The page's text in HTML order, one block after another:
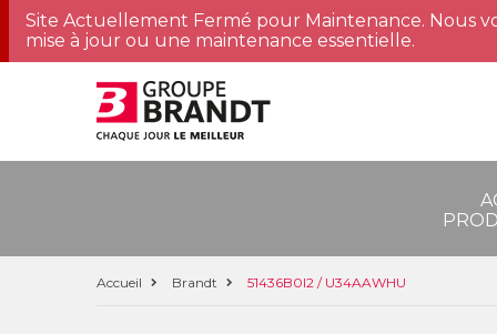
Site Actuellement Fermé pour Maintenance. Nous
mise à jour ou une maintenance essentielle.
Accueil Brandt 51436B0I2 / U34AAWHU